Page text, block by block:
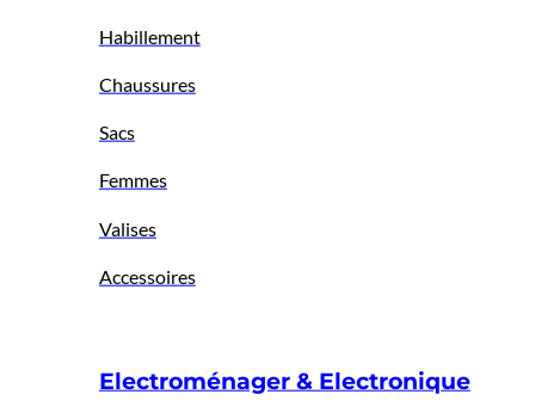
Habillement
Chaussures
Sacs
Femmes
Valises
Accessoires
Electroménager & Electronique